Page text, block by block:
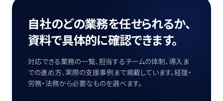
自社のどの業務を任せられるか、
資料で具体的に確認できます。
対応できる業務の一覧、担当するチームの体制、導入ま
での進め方、実際の支援事例まで掲載しています。経理・
労務・法務から必要なものを選べます。